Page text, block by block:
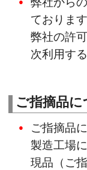
ております
弊社の許
次利用す
ご指摘品に
ご指摘品
製造工場
現品（ご